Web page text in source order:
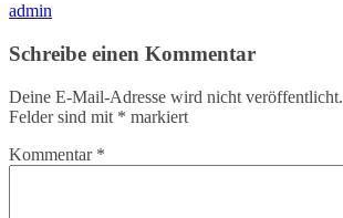
admin
Schreibe einen Kommentar
Deine E-Mail-Adresse wird nicht veröffentlicht.
Felder sind mit * markiert
Kommentar *